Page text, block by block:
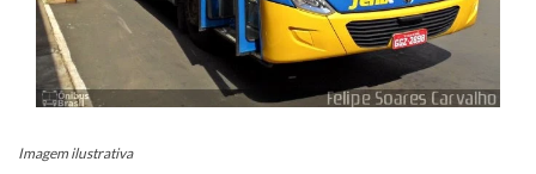
Imagem ilustrativa